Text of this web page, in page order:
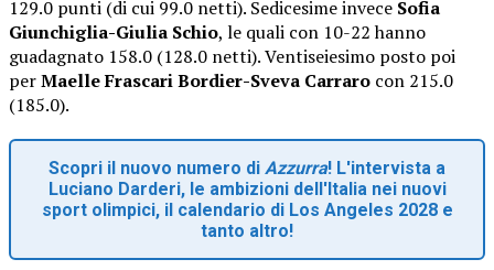
129.0 punti (di cui 99.0 netti). Sedicesime invece Sofia
Giunchiglia-Giulia Schio, le quali con 10-22 hanno
guadagnato 158.0 (128.0 netti). Ventiseiesimo posto poi
perMaelle Frascari Bordier-Sveva Carraro con 215.0
(185.0).
Scopri il nuovo numero di Azzurra! L'intervista a
Luciano Darderi, le ambizioni dell'Italia nei nuovi
sport olimpici, il calendario di Los Angeles 2028 e
tanto altro!